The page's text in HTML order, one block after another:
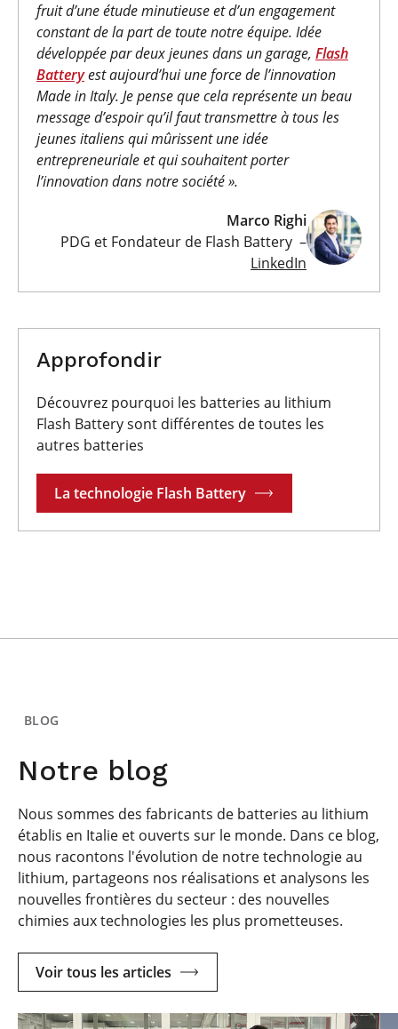
fruit d’une étude minutieuse et d’un engagement
constant de la part de toute notre équipe. Idée
développée par deux jeunes dans un garage, Flash
Batteryest aujourd’hui une force de l’innovation
Made in Italy. Je pense que cela représente un beau
message d’espoir qu’il faut transmettre à tous les
jeunes italiens qui mûrissent une idée
entrepreneuriale et qui souhaitent porter
l’innovation dans notre société».
Marco Righi
PDG et Fondateur de Flash Battery –
LinkedIn
Approfondir
Découvrez pourquoi les batteries au lithium
Flash Battery sont différentes de toutes les
autres batteries
La technologie Flash Battery
BLOG
Notre blog
Nous sommes des fabricants de batteries au lithium
établis en Italie et ouverts sur le monde. Dans ce blog,
nous racontons l'évolution de notre technologie au
lithium, partageons nos réalisations et analysons les
nouvelles frontières du secteur : des nouvelles
chimies aux technologies les plus prometteuses.
Voir tous les articles